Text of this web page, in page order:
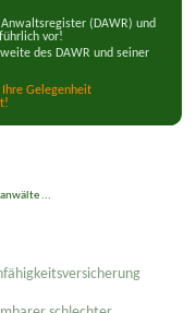
(DAWR) und
vor!
des DAWR und seiner
Gelegenheit
...